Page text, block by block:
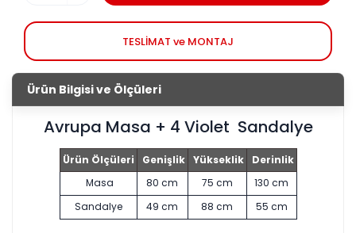
TESLİMAT ve MONTAJ
Ürün Bilgisi ve Ölçüleri
Avrupa Masa + 4 Violet Sandalye
Ürün Ölçüleri Genişlik Yükseklik
Derinlik
Masa
80 cm 75 cm
130 cm
Sandalye
49 cm 88 cm 55 cm